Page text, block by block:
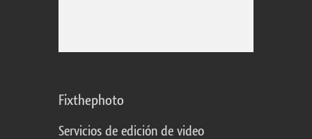
Fixthephoto
Servicios de edición de video